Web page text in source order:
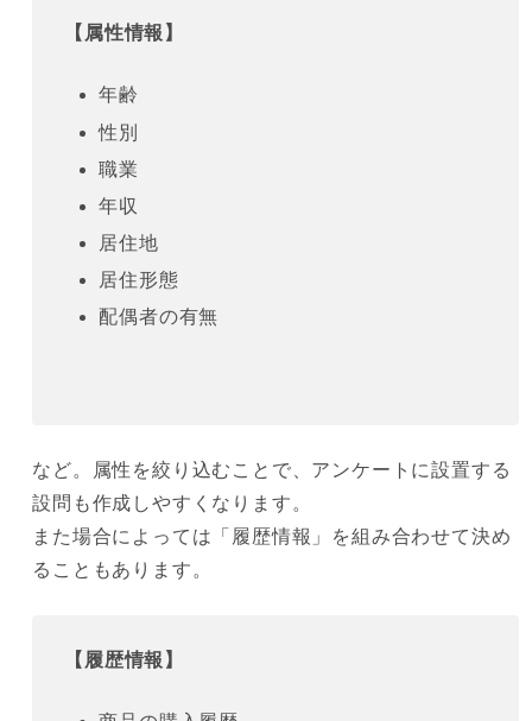
【 属性情報】
年齢
性別
職業
年収
居住地
居住形態
配偶者の有無
など。属性を絞り込むことで、アンケートに設置する
設問も作成しやすくなります。
また場合によっては「履歴情報」を組み合わせて決め
ることもあります。
【履歴情報】